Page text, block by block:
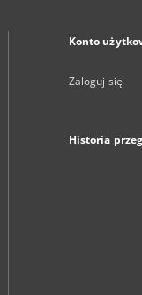
Konto
Zaloguj się
Historia